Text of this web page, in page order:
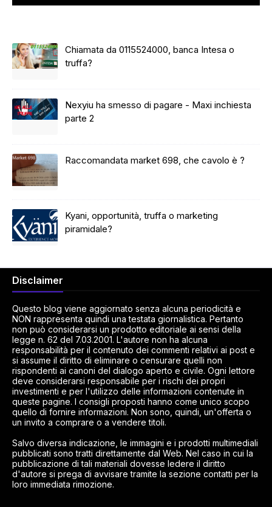
Chiamata da 0115524000, banca Intesa o
truffa?
Nexyiu ha smesso di pagare - Maxi inchiesta
parte 2
Raccomandata market 698, che cavolo è ?
Kyani, opportunità, truffa o marketing
piramidale?
Disclaimer
Questo blog viene aggiornato senza alcuna periodicità e
NON rappresenta quindi una testata giornalistica. Pertanto
non può considerarsi un prodotto editoriale ai sensi della
legge n. 62 del 7.03.2001. L'autore non ha alcuna
responsabilità per il contenuto dei commenti relativi ai post e
si assume il diritto di eliminare o censurare quelli non
rispondenti ai canoni del dialogo aperto e civile. Ogni lettore
deve considerarsi responsabile per i rischi dei propri
investimenti e per l'utilizzo delle informazioni contenute in
queste pagine. I consigli proposti hanno come unico scopo
quello di fornire informazioni. Non sono, quindi, un'offerta o
un invito a comprare o a vendere titoli.
Salvo diversa indicazione, le immagini e i prodotti multimediali
pubblicati sono tratti direttamente dal Web. Nel caso in cui la
pubblicazione di tali materiali dovesse ledere il diritto
d'autore si prega di avvisare tramite la sezione contatti per la
loro immediata rimozione.